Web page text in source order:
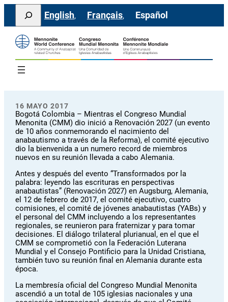
Saltar
contenido
Search
English Français Español
16 MAYO 2017
Bogotá Colombia – Mientras el Congreso Mundial
Menonita (CMM) dio inició a Renovación 2027 (un evento
de 10 años conmemorando el nacimiento del
anabautismo a través de la Reforma), el comité ejecutivo
dio la bienvenida a un numero record de miembros
nuevos en su reunión llevada a cabo Alemania.
Antes y después del evento “Transformados por la
palabra: leyendo las escrituras en perspectivas
anabautistas” (Renovación 2027) en Augsburg, Alemania,
el 12 de febrero de 2017, el comité ejecutivo, cuatro
comisiones, el comité de jóvenes anabautistas (YABs) y
el personal del CMM incluyendo a los representantes
regionales, se reunieron para fraternizar y para tomar
decisiones. El diálogo trilateral plurianual, en el que el
CMM se comprometió con la Federación Luterana
Mundial y el Consejo Pontificio para la Unidad Cristiana,
también tuvo su reunión final en Alemania durante esta
época.
La membresía oficial del Congreso Mundial Menonita
ascendió a un total de 105 iglesias nacionales y una